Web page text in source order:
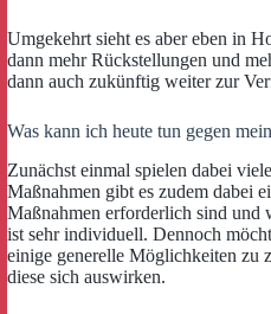
Umgekehrt sieht es aber eben in
dann mehr Rückstellungen und
dann auch zukünftig weiter zur
Was kann ich heute tun gegen
Zunächst einmal spielen dabei
Maßnahmen gibt es zudem dabei
Maßnahmen erforderlich sind und
ist sehr individuell. Dennoch
einige generelle Möglichkeiten zu
diese sich auswirken.